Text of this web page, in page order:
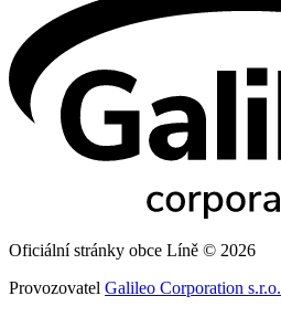
Oficiální stránky obce Líně © 2026
Provozovatel Galileo Corporation s.r.o.